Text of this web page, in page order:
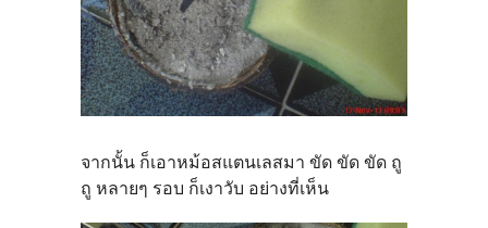
จากนั้น ก็เอาหม้อสแตนเลสมา ขัด ขัด ขัด ถู
ถู หลายๆ รอบ ก็เงาวับ อย่างที่เห็น